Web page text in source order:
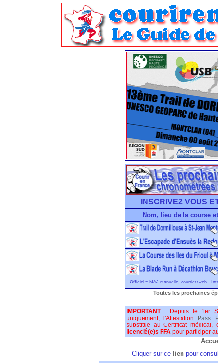
INSCRIVEZ VOUS
Nom, lieu de la course
Officiel = MAJ manuelle, courrier+web -
Toutes les prochaines
IMPORTANT: Depuis le 1er
uniquement, l'Attestation
Pass
substitue au Certificat
licencié(e)s FFA pour participer
Cliquer sur ce lien pour